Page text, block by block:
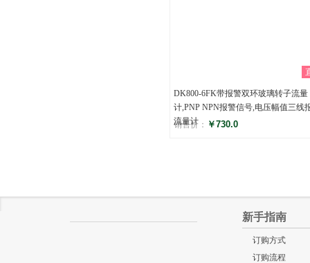
DK800-6FK带报警双环玻璃转子流量
计,PNP NPN报警信号,电压幅值三线
流量计
销售价： ￥730.0
新手指南
订购方式
订购流程